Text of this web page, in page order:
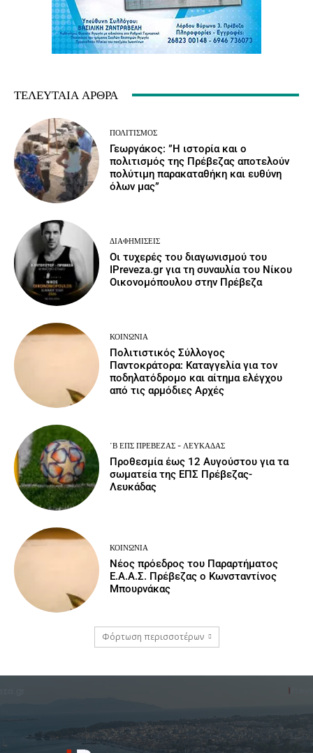
ΤΕΛΕΥΤΑΊΑ ΆΡΘΡΑ
ΠΟΛΙΤΙΣΜΌΣ
Γεωργάκος: ”Η ιστορία και ο
πολιτισμός της Πρέβεζας αποτελούν
πολύτιμη παρακαταθήκη και ευθύνη
όλων μας”
ΔΙΑΦΗΜΊΣΕΙΣ
Οι τυχερές του διαγωνισμού του
IPreveza.gr για τη συναυλία του Νίκου
Οικονομόπουλου στην Πρέβεζα
ΚΟΙΝΩΝΙΑ
Πολιτιστικός Σύλλογος
Παντοκράτορα: Καταγγελία για τον
ποδηλατόδρομο και αίτημα ελέγχου
από τις αρμόδιες Αρχές
΄Β ΕΠΣ ΠΡΈΒΕΖΑΣ - ΛΕΥΚΆΔΑΣ
Προθεσμία έως 12 Αυγούστου για τα
σωματεία της ΕΠΣ Πρέβεζας-
Λευκάδας
ΚΟΙΝΩΝΙΑ
Νέος πρόεδρος του Παραρτήματος
Ε.Α.Α.Σ. Πρέβεζας ο Κωνσταντίνος
Μπουρνάκας
Φόρτωση περισσοτέρων